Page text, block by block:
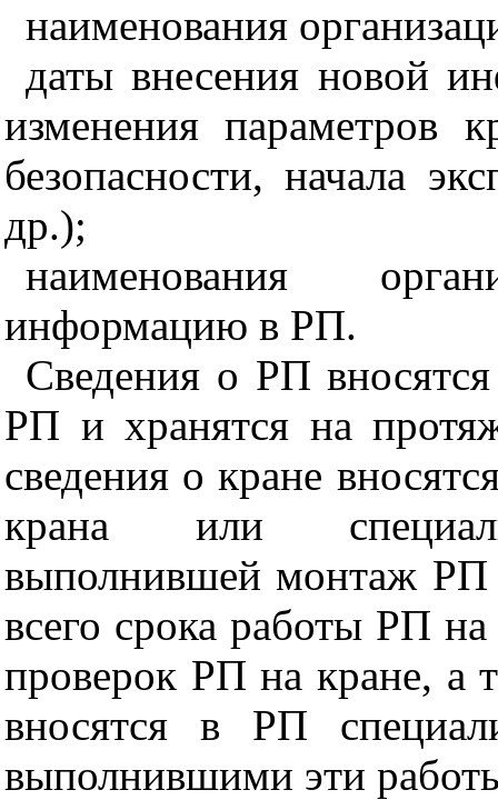
наименования
даты внесения новой
изменения параметров
безопасности, начала
др.);
наименования
информацию в РП.
Сведения о РП
РП и хранятся на
сведения о кране
крана или
выполнившей монтаж РП
всего срока работы РП
проверок РП на кране, а
вносятся в РП
выполнившими эти